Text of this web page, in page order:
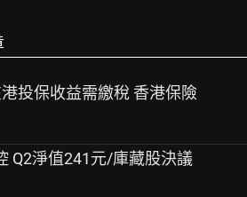
投保收益需繳稅 香港保險
Q2淨值241元/庫藏股決議